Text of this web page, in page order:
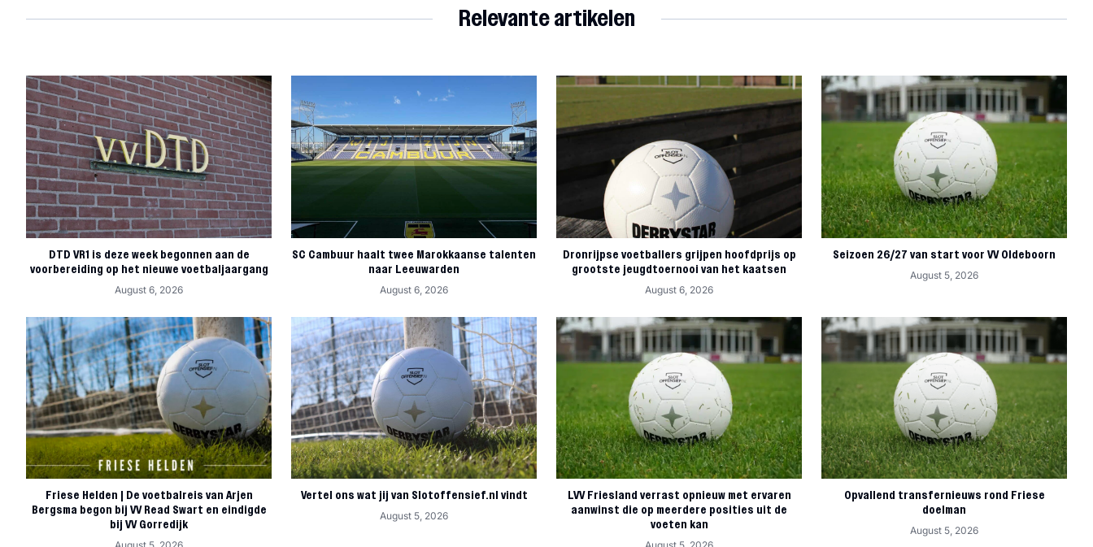
Relevante artikelen
DTD VR1 is deze week begonnen aan de
voorbereiding op het nieuwe voetbaljaargang
August 6, 2026
SC Cambuur haalt twee Marokkaanse talenten
naar Leeuwarden
August 6, 2026
Dronrijpse voetballers grijpen hoofdprijs op
grootste jeugdtoernooi van het kaatsen
August 6, 2026
Seizoen 26/27 van start voor VV Oldeboorn
August 5, 2026
Friese Helden | De voetbalreis van Arjen
Bergsma begon bij VV Read Swart en eindigde
bij VV Gorredijk
Vertel ons wat jij van Slotoffensief.nl vindt
August 5, 2026
LVV Friesland verrast opnieuw met ervaren
aanwinst die op meerdere posities uit de
voeten kan
Opvallend transfernieuws rond Friese
doelman
August 5, 2026